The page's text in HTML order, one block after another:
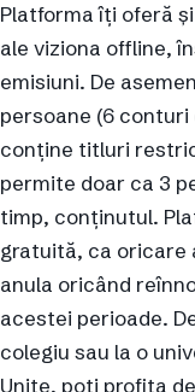
Platforma îți oferă
ale viziona offline,
emisiuni. De
persoane (6
conține titluri
permite doar ca 3
timp, conținutul.
gratuită, ca oricare
anula oricând
acestei perioade.
colegiu sau la o
Unite, poți profita